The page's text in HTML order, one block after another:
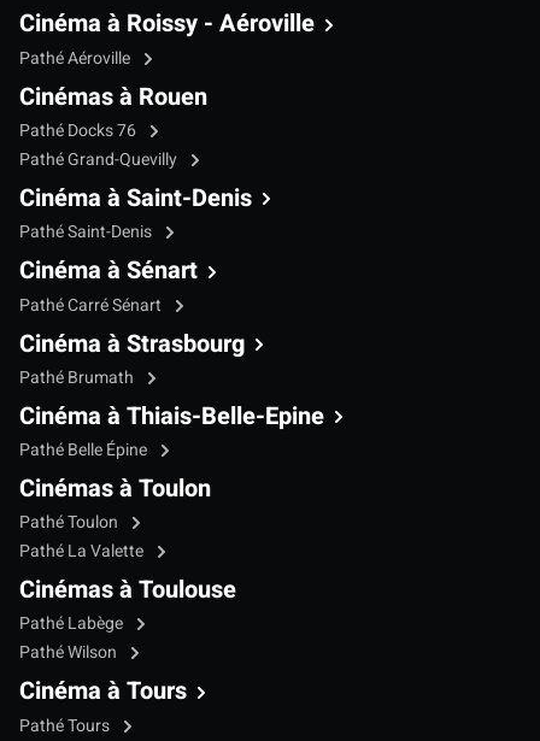
Cinéma à Roissy - Aéroville
Pathé Aéroville
Cinémas à Rouen
Pathé Docks 76
Pathé Grand-Quevilly
Cinéma à Saint-Denis
Pathé Saint-Denis
Cinéma à Sénart
Pathé Carré Sénart
Cinéma à Strasbourg
Pathé Brumath
Cinéma à Thiais-Belle-Epine
Pathé Belle Épine
Cinémas à Toulon
Pathé Toulon
Pathé La Valette
Cinémas à Toulouse
Pathé Labège
Pathé Wilson
Cinéma à Tours
Pathé Tours